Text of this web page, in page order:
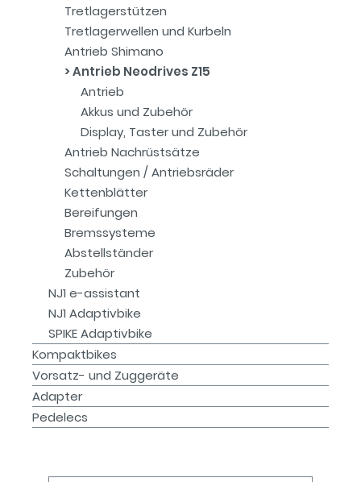
Tretlagerstützen
Tretlagerwellen und Kurbeln
Antrieb Shimano
Antrieb Neodrives Z15
Antrieb
Akkus und Zubehör
Display, Taster und Zubehör
Antrieb Nachrüstsätze
Schaltungen / Antriebsräder
Kettenblätter
Bereifungen
Bremssysteme
Abstellständer
Zubehör
NJ1 e-assistant
NJ1 Adaptivbike
SPIKE Adaptivbike
Kompaktbikes
Vorsatz- und Zuggeräte
Adapter
Pedelecs